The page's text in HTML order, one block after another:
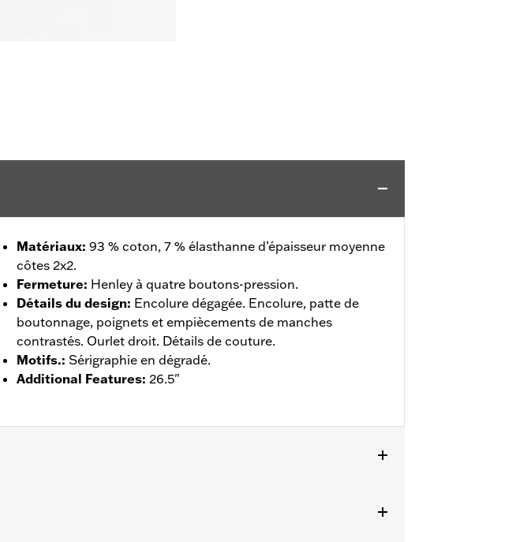
Matériaux: 93 % coton, 7 % élasthanne d’épaisseur moyenne
côtes 2x2.
Fermeture: Henley à quatre boutons-pression.
Détails du design: Encolure dégagée. Encolure, patte de
boutonnage, poignets et empiècements de manches
contrastés. Ourlet droit. Détails de couture.
Motifs.: Sérigraphie en dégradé.
Additional Features: 26.5"